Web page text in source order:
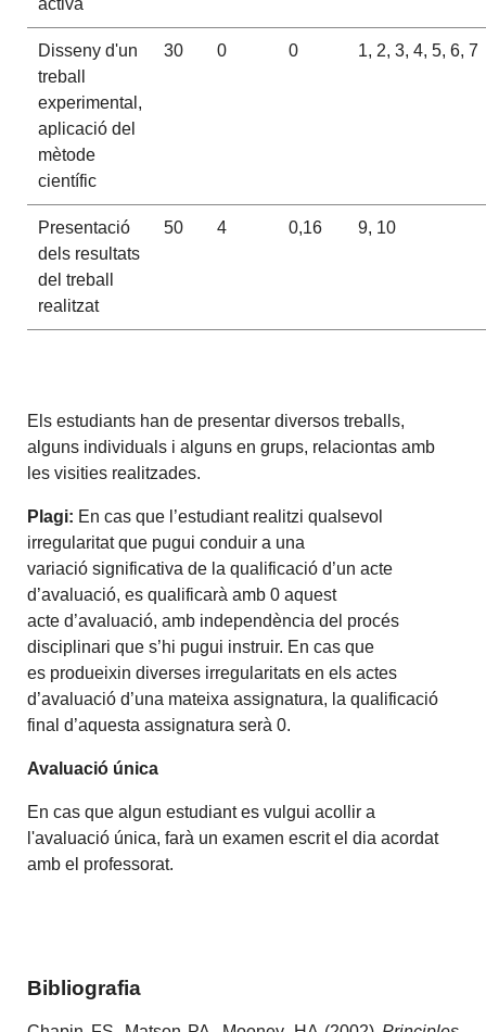
activa
Disseny d'un
treball
experimental,
aplicació del
mètode
científic
30 0 0 1, 2, 3, 4, 5, 6, 7
Presentació
dels resultats
del treball
realitzat
50 4 0,16 9, 10
Els estudiants han de presentar diversos treballs,
alguns individuals i alguns en grups, relaciontas amb
les visities realitzades.
Plagi: En cas que l’estudiant realitzi qualsevol
irregularitat que pugui conduir a una
variació significativa de la qualificació d’un acte
d’avaluació, es qualificarà amb 0 aquest
acte d’avaluació, amb independència del procés
disciplinari que s’hi pugui instruir. En cas que
es produeixin diverses irregularitats en els actes
d’avaluació d’una mateixa assignatura, la qualificació
final d’aquesta assignatura serà 0.
Avaluació única
En cas que algun estudiant es vulgui acollir a
l'avaluació única, farà un examen escrit el dia acordat
amb el professorat.
Bibliografia